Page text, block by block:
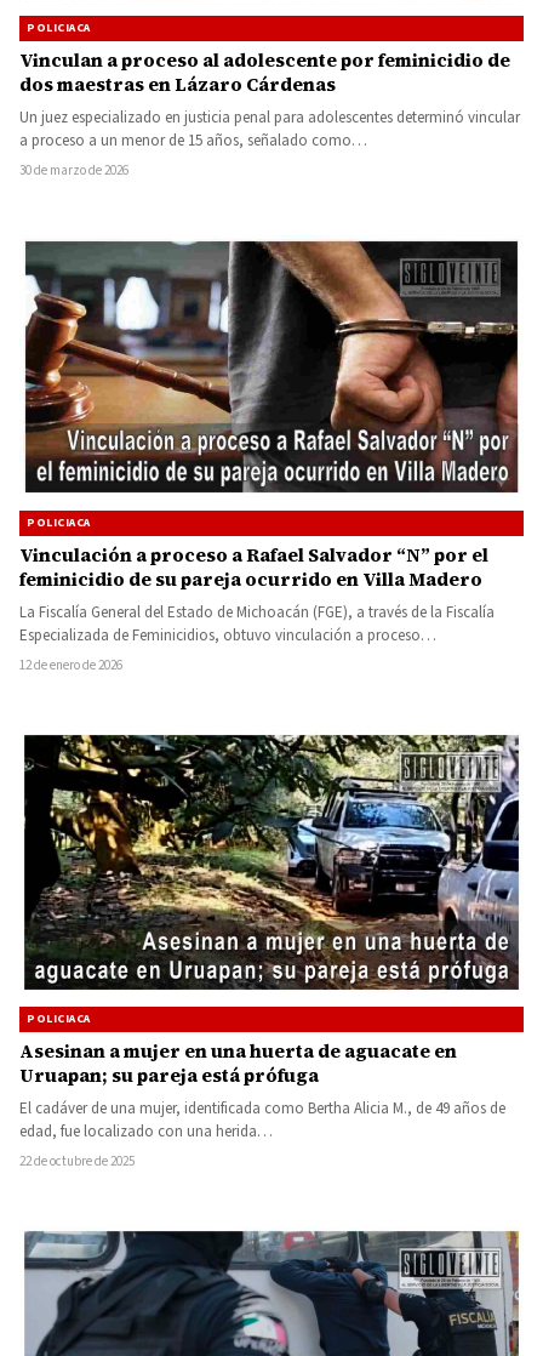
POLICIACA
Vinculan a proceso al adolescente por feminicidio de
dos maestras en Lázaro Cárdenas
Un juez especializado en justicia penal para adolescentes determinó vincular
a proceso a un menor de 15 años, señalado como…
30 de marzo de 2026
POLICIACA
Vinculación a proceso a Rafael Salvador “N” por el
feminicidio de su pareja ocurrido en Villa Madero
La Fiscalía General del Estado de Michoacán (FGE), a través de la Fiscalía
Especializada de Feminicidios, obtuvo vinculación a proceso…
12 de enero de 2026
POLICIACA
Asesinan a mujer en una huerta de aguacate en
Uruapan; su pareja está prófuga
El cadáver de una mujer, identificada como Bertha Alicia M., de 49 años de
edad, fue localizado con una herida…
22 de octubre de 2025